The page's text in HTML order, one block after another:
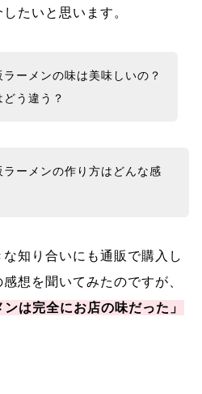
たいと思います。
ラーメンの味は美味しいの？
う違う？
ラーメンの作り方はどんな感
知り合いにも通販で購入し
想を聞いてみたのですが、
は完全にお店の味だった」